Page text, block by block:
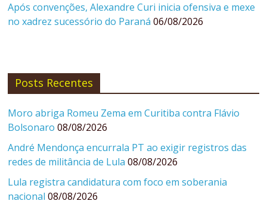
Após convenções, Alexandre Curi inicia ofensiva e mexe
no xadrez sucessório do Paraná 06/08/2026
Posts Recentes
Moro abriga Romeu Zema em Curitiba contra Flávio
Bolsonaro 08/08/2026
André Mendonça encurrala PT ao exigir registros das
redes de militância de Lula 08/08/2026
Lula registra candidatura com foco em soberania
nacional 08/08/2026